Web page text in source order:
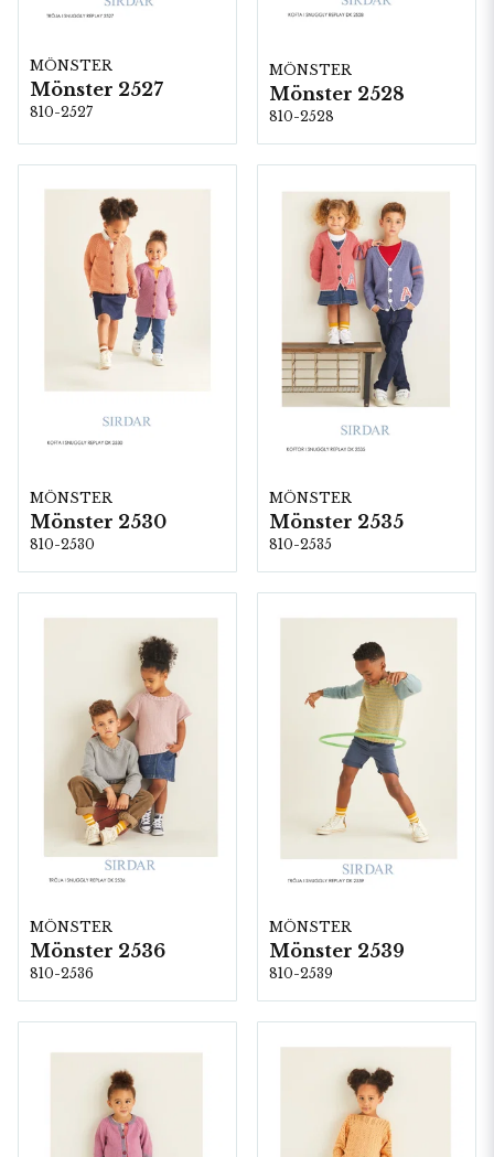
MÖNSTER
Mönster 2527
810-2527
MÖNSTER
Mönster 2528
810-2528
MÖNSTER
Mönster 2530
810-2530
MÖNSTER
Mönster 2535
810-2535
MÖNSTER
Mönster 2536
810-2536
MÖNSTER
Mönster 2539
810-2539